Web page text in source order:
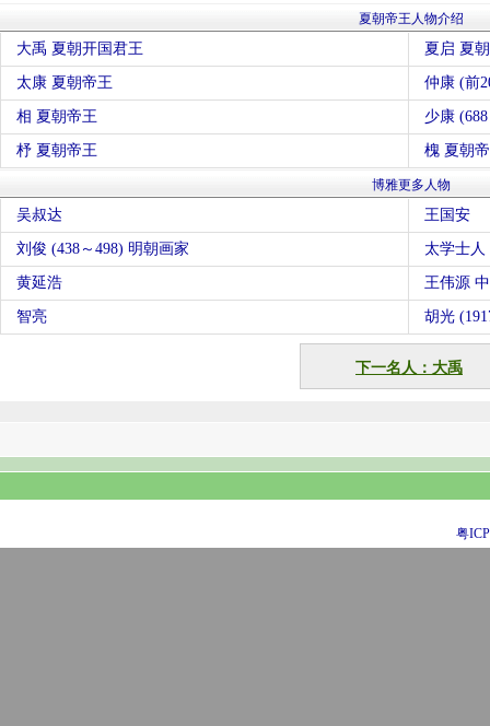
夏朝帝王人物介绍
大禹 夏朝开国君王 夏启 夏
太康 夏朝帝王 仲康 (前
相 夏朝帝王 少康
杼 夏朝帝王 槐 夏朝
博雅更多人物
吴叔达 王国安
刘俊 (438～498) 明朝画家 太学士人
黄延浩 王伟源
智亮 胡光
下一名人：大禹
粤